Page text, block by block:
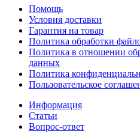
Помощь
Условия доставки
Гарантия на товар
Политика обработки
Политика в отношении
данных
Политика
Пользовательское
Информация
Статьи
Вопрос-ответ